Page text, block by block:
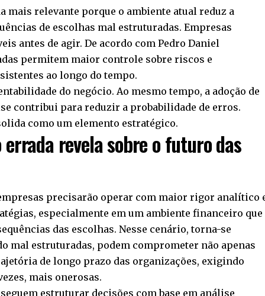
mais relevante porque o ambiente atual reduz a
de escolhas mal estruturadas. Empresas
antes de agir. De acordo com Pedro Daniel
permitem maior controle sobre riscos e
ao longo do tempo.
do negócio. Ao mesmo tempo, a adoção de
contribui para reduzir a probabilidade de erros.
como um elemento estratégico.
revela sobre o futuro das
precisarão operar com maior rigor analítico
especialmente em um ambiente financeiro que
das escolhas. Nesse cenário, torna-se
mal estruturadas, podem comprometer não apenas
de longo prazo das organizações, exigindo
mais onerosas.
estruturar decisões com base em análise